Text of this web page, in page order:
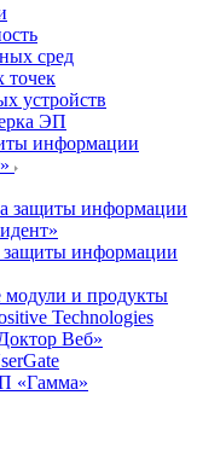
сред
точек
устройств
ЭП
информации
защиты информации
защиты информации
и продукты
Technologies
Веб»
«Гамма»